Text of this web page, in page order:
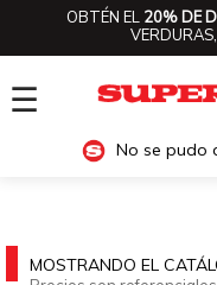
OBTÉN EL 20% DE
☰
No se pudo
MOSTRANDO EL